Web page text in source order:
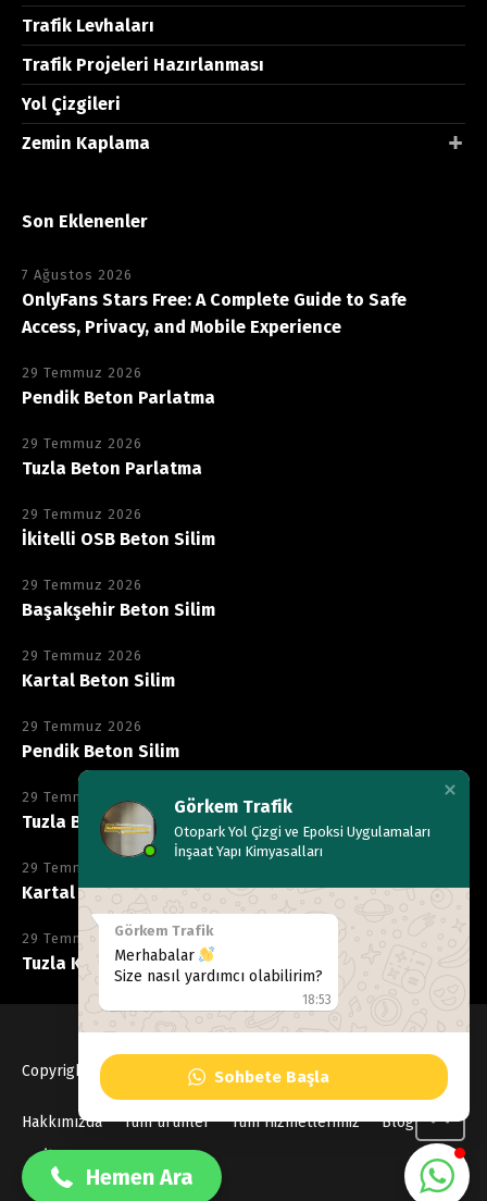
Görkem Trafik
Otopark Yol Çizgi ve Epoksi Uygulamaları
İnşaat Yapı Kimyasalları
Görkem Trafik
Merhabalar
Size nasıl yardımcı olabilirim?
18:53
Sohbete Başla
Trafik Levhaları
Trafik Projeleri Hazırlanması
Yol Çizgileri
Zemin Kaplama
Son Eklenenler
7 Ağustos 2026
OnlyFans Stars Free: A Complete Guide to Safe
Access, Privacy, and Mobile Experience
29 Temmuz 2026
Pendik Beton Parlatma
29 Temmuz 2026
Tuzla Beton Parlatma
29 Temmuz 2026
İkitelli OSB Beton Silim
29 Temmuz 2026
Başakşehir Beton Silim
29 Temmuz 2026
Kartal Beton Silim
29 Temmuz 2026
Pendik Beton Silim
29 Temmuz 2026
Tuzla Beton Silim
29 Temmuz 2026
Kartal Kimyasala Dayanıklı Epoksi
29 Temmuz 2026
Tuzla Kimyasala Dayanıklı Epoksi
Copyright © 2020 Gorkemtrafik, Tüm hakları Saklıdır
Hakkımızda Tüm ürünler Tüm Hizmetlerimiz
Blog
İletişim
0533 137 99 40
Hemen Ara